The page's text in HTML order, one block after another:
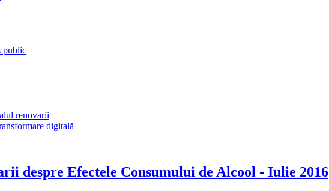
public
renovarii
digitală
despre Efectele Consumului de Alcool - Iulie 2016